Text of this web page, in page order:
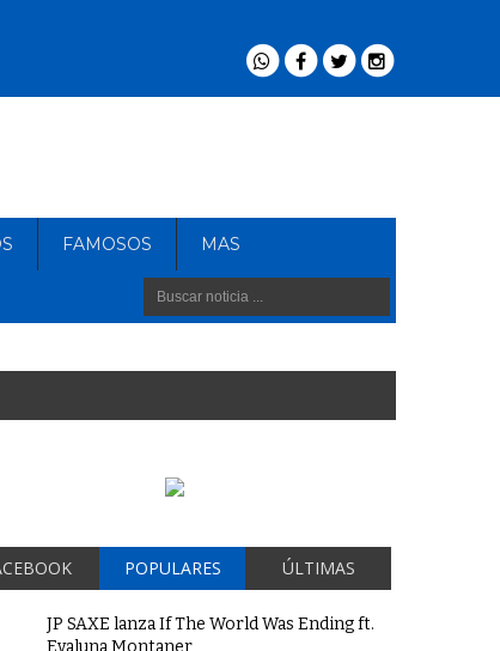
FAMOSOS MAS
POPULARES ÚLTIMAS
JP SAXE lanza If The World Was Ending ft.
Evaluna Montaner